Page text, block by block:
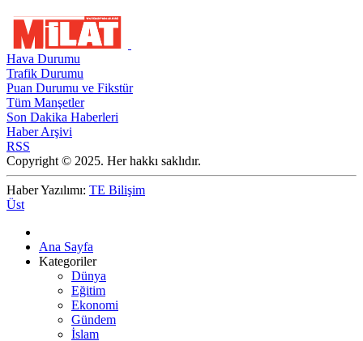
Hava Durumu
Trafik Durumu
Puan Durumu ve Fikstür
Tüm Manşetler
Son Dakika Haberleri
Haber Arşivi
RSS
Copyright © 2025. Her hakkı saklıdır.
Haber Yazılımı: TE Bilişim
Üst
Ana Sayfa
Kategoriler
Dünya
Eğitim
Ekonomi
Gündem
İslam